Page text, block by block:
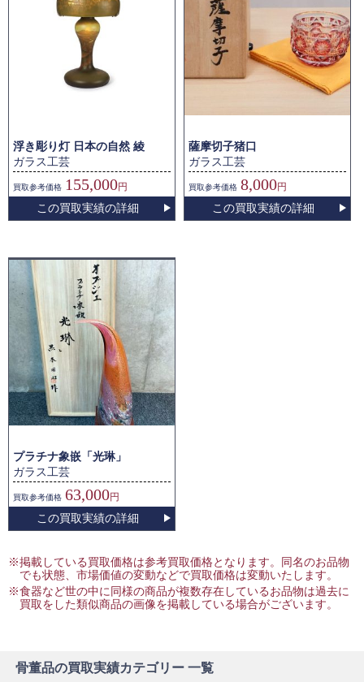
浮き彫り灯 日本の自然 綾
ガラス工芸
買取参考価格 155,000円
この買取実績の詳細
薩摩切子猪口
ガラス工芸
買取参考価格 8,000円
この買取実績の詳細
プラチナ象嵌「光琳」
ガラス工芸
買取参考価格 63,000円
この買取実績の詳細
※掲載している買取価格は参考買取価格となります。同名のお品物
でも状態、市場価値の変動などで買取価格は変動いたします。
※食器など世の中に同様の商品が複数存在しているお品物は過去に
買取をした類似商品の画像を掲載している場合がございます。
骨董品の買取実績カテゴリー 一覧